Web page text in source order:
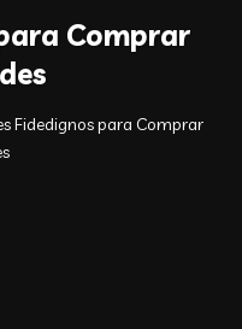
Comprar
Fidedignos para Comprar